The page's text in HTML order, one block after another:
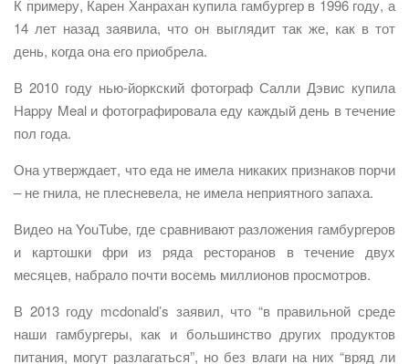
К примеру, Карен Ханрахан купила гамбургер в 1996 году, а
14 лет назад заявила, что он выглядит так же, как в тот
день, когда она его приобрела.
В 2010 году нью-йоркский фотограф Салли Дэвис купила
Happy Meal и фотографировала еду каждый день в течение
пол года.
Она утверждает, что еда не имела никаких признаков порчи
– не гнила, не плесневела, не имела неприятного запаха.
Видео на YouTube, где сравнивают разложения гамбургеров
и картошки фри из ряда ресторанов в течение двух
месяцев, набрало почти восемь миллионов просмотров.
В 2013 году mcdonald’s заявил, что “в правильной среде
наши гамбургеры, как и большинство других продуктов
питания, могут разлагаться”, но без влаги на них “вряд ли